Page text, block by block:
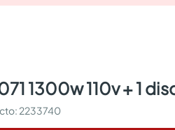
1300w 110v + 1
: 2233740